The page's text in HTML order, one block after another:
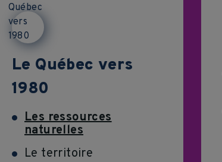
Le Québec vers
1980
Les ressources
naturelles
Le territoire